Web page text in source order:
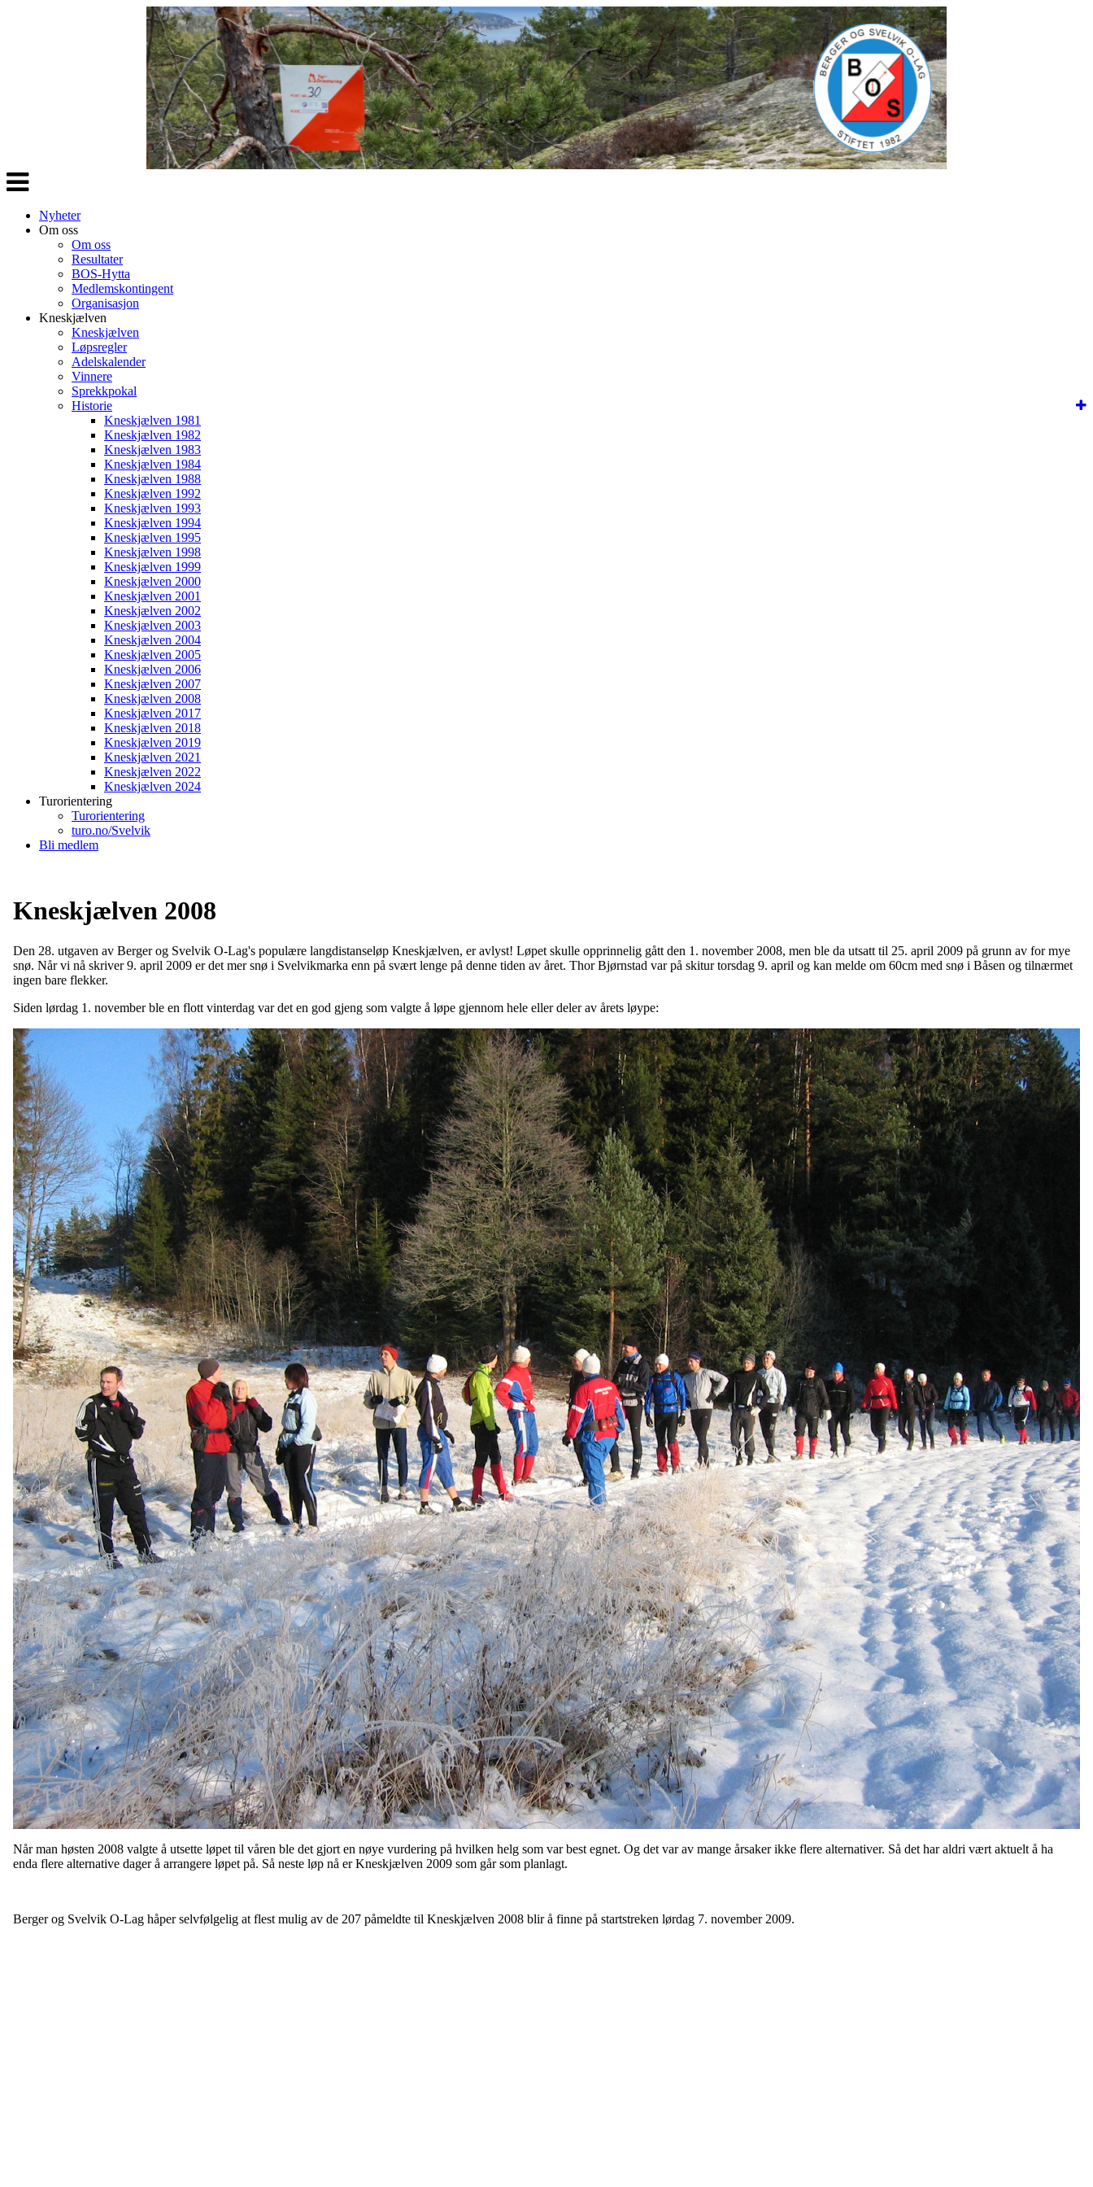
Veksle
navigasjon
Nyheter
Om oss
Om oss
Resultater
BOS-Hytta
Medlemskontingent
Organisasjon
Kneskjælven
Kneskjælven
Løpsregler
Adelskalender
Vinnere
Sprekkpokal
Historie
Kneskjælven 1981
Kneskjælven 1982
Kneskjælven 1983
Kneskjælven 1984
Kneskjælven 1988
Kneskjælven 1992
Kneskjælven 1993
Kneskjælven 1994
Kneskjælven 1995
Kneskjælven 1998
Kneskjælven 1999
Kneskjælven 2000
Kneskjælven 2001
Kneskjælven 2002
Kneskjælven 2003
Kneskjælven 2004
Kneskjælven 2005
Kneskjælven 2006
Kneskjælven 2007
Kneskjælven 2008
Kneskjælven 2017
Kneskjælven 2018
Kneskjælven 2019
Kneskjælven 2021
Kneskjælven 2022
Kneskjælven 2024
Turorientering
Turorientering
turo.no/Svelvik
Bli medlem
Kneskjælven 2008
Den 28. utgaven av Berger og Svelvik O-Lag's populære langdistanseløp Kneskjælven, er avlyst! Løpet skulle opprinnelig gått den 1. november 2008, men ble da utsatt til 25. april 2009 på grunn av for mye
snø. Når vi nå skriver 9. april 2009 er det mer snø i Svelvikmarka enn på svært lenge på denne tiden av året. Thor Bjørnstad var på skitur torsdag 9. april og kan melde om 60cm med snø i Båsen og tilnærmet
ingen bare flekker.
Siden lørdag 1. november ble en flott vinterdag var det en god gjeng som valgte å løpe gjennom hele eller deler av årets løype:
Når man høsten 2008 valgte å utsette løpet til våren ble det gjort en nøye vurdering på hvilken helg som var best egnet. Og det var av mange årsaker ikke flere alternativer. Så det har aldri vært aktuelt å ha
enda flere alternative dager å arrangere løpet på. Så neste løp nå er Kneskjælven 2009 som går som planlagt.
Berger og Svelvik O-Lag håper selvfølgelig at flest mulig av de 207 påmeldte til Kneskjælven 2008 blir å finne på startstreken lørdag 7. november 2009.